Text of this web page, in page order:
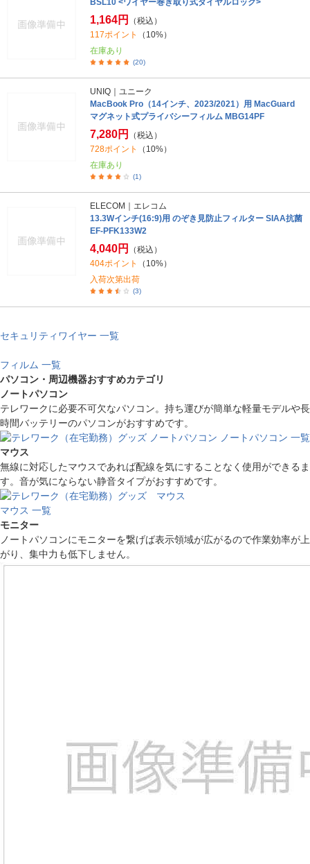
BSL10 <ワイヤー巻き取り式ダイヤルロック>
1,164円
（税込）
117ポイント
（10%）
在庫あり
(20)
UNIQ｜ユニーク
MacBook Pro（14インチ、2023/2021）用 MacGuard
マグネット式プライバシーフィルム MBG14PF
7,280円
（税込）
728ポイント
（10%）
在庫あり
(1)
ELECOM｜エレコム
13.3Wインチ(16:9)用 のぞき見防止フィルター SIAA抗菌
EF-PFK133W2
4,040円
（税込）
404ポイント
（10%）
入荷次第出荷
(3)
セキュリティワイヤー 一覧
フィルム 一覧
パソコン・周辺機器おすすめカテゴリ
ノートパソコン
テレワークに必要不可欠なパソコン。持ち運びが簡単な軽量モデルや長
時間バッテリーのパソコンがおすすめです。
ノートパソコン 一覧
マウス
無線に対応したマウスであれば配線を気にすることなく使用ができるま
す。音が気にならない静音タイプがおすすめです。
マウス 一覧
モニター
ノートパソコンにモニターを繋げば表示領域が広がるので作業効率が上
がり、集中力も低下しません。